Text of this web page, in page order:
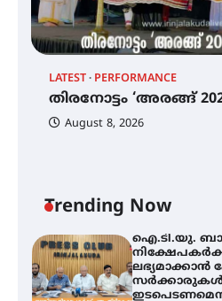
LATEST PERFORMANCE
തിരനോട്ടം ‘അരങ്ങ്
August 8, 2026
Trending Now
ട്യുണീഷ്യൻ
ഫിലിം
വെള്ളിയാഴ്ച
ഐ.ടി.യു.
ലഭ്യമാക്കാൻ
സർക്കാരുകൾ